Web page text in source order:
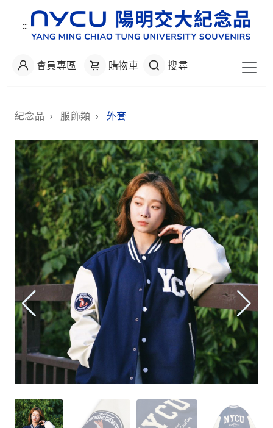
:::
會員專區 購物車 搜尋
紀念品 › 服飾類 › 外套